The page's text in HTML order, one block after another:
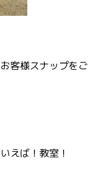
客様スナップをご
えば！教室！